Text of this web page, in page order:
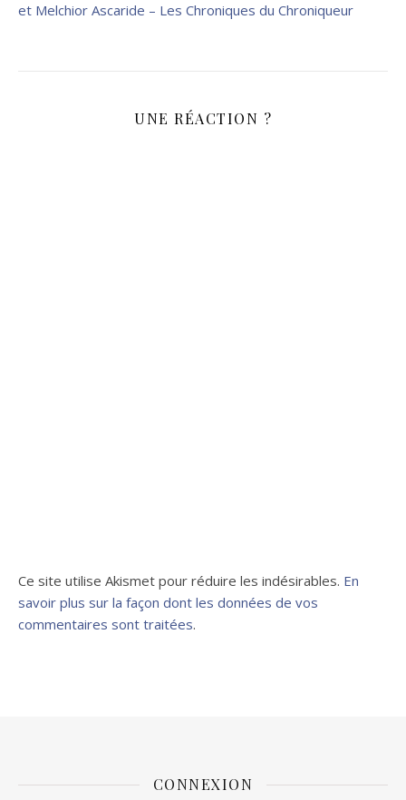
et Melchior Ascaride – Les Chroniques du Chroniqueur
UNE RÉACTION ?
Ce site utilise Akismet pour réduire les indésirables. En
savoir plus sur la façon dont les données de vos
commentaires sont traitées.
CONNEXION